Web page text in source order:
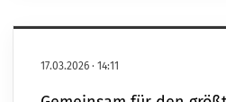
17.03.2026 · 14:11